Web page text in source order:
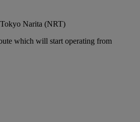
Narita (NRT)
which will start operating from